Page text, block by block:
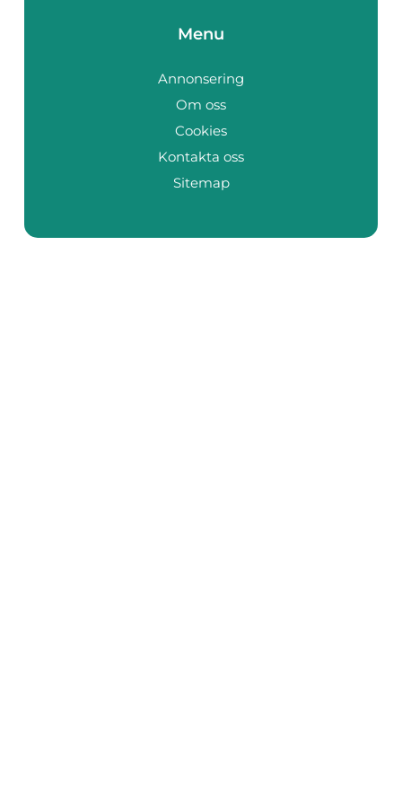
Menu
Annonsering
Om oss
Cookies
Kontakta oss
Sitemap